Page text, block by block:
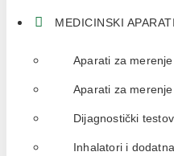
MEDICINSKI
Aparati za
Aparati za
Dijagnostički
Inhalatori i